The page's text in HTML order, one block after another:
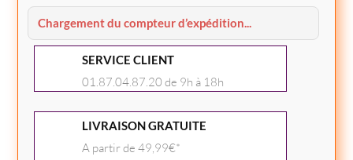
Liquide
Fruits
PREMIUM
Chargement du compteur d’expédition...
SERVICE CLIENT
01.87.04.87.20 de 9h à 18h
LIVRAISON GRATUITE
A partir de 49,99€*